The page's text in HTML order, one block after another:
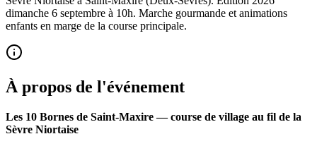
dimanche 6 septembre à 10h. Marche gourmande et animations
enfants en marge de la course principale.
À propos de l'événement
Les 10 Bornes de Saint-Maxire — course de village au fil de la
Sèvre Niortaise